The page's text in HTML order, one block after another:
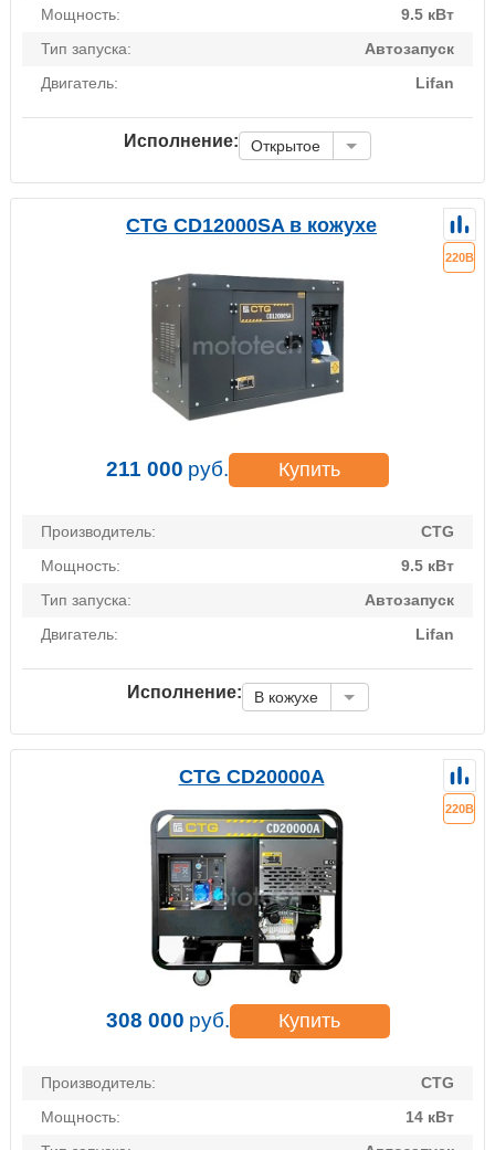
Мощность:
9.5 кВт
Тип запуска:
Автозапуск
Двигатель:
Lifan
Исполнение: Открытое
CTG CD12000SA в кожухе
220В
211 000 руб. Купить
Производитель:
CTG
Мощность:
9.5 кВт
Тип запуска:
Автозапуск
Двигатель:
Lifan
Исполнение: В кожухе
CTG CD20000A
220В
308 000 руб. Купить
Производитель:
CTG
Мощность:
14 кВт